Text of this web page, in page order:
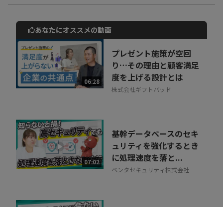
動画でご紹介しているサービスについて
お気軽にご相談・ご質問いただけます！
30秒でお申し込み可能
相談を希望する 無料
あなたにオススメの動画
06:28
プレゼント施策が空回
り…その理由と顧客満足
度を上げる設計とは
株式会社ギフトパッド
07:02
基幹データベースのセキ
ュリティを強化するとき
に処理速度を落と...
ペンタセキュリティ株式会社